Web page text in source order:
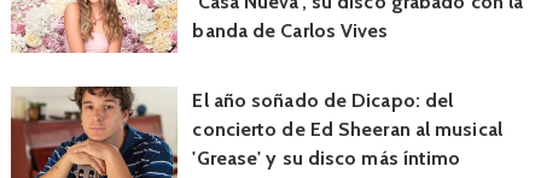
banda de Carlos Vives
El año soñado de Dicapo: del
concierto de Ed Sheeran al musical
'Grease' y su disco más íntimo